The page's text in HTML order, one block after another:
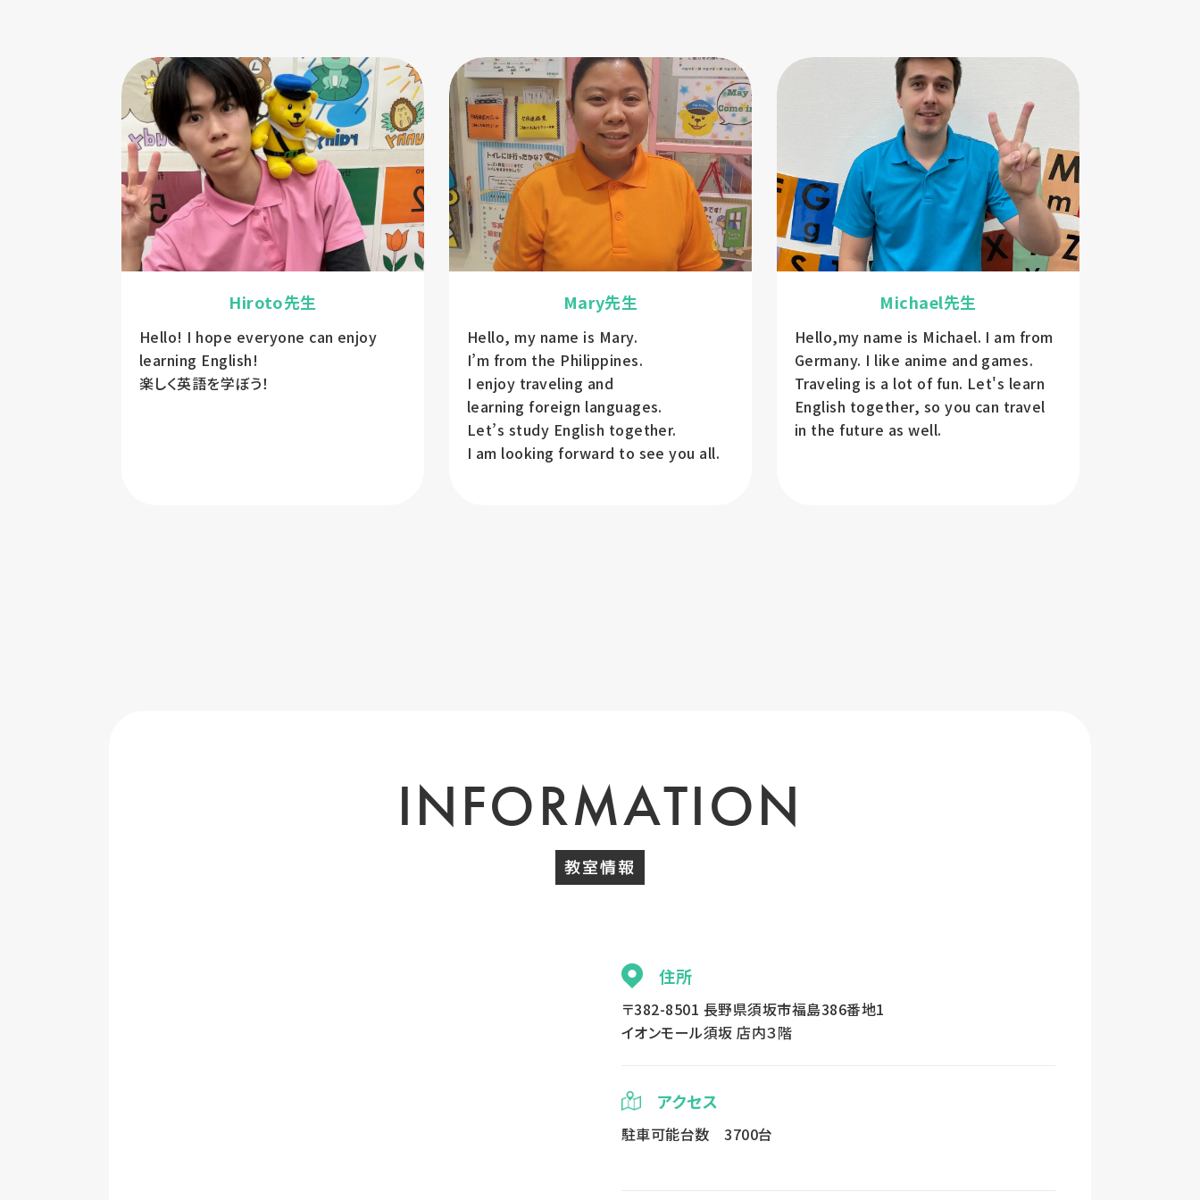
Hiroto先生
Hello! I hope everyone can enjoy
learning English!
楽しく英語を学ぼう！
Mary先生
Hello, my name is Mary.
I’m from the Philippines.
I enjoy traveling and
learning foreign languages.
Let’s study English together.
I am looking forward to see you all.
Michael先生
Hello,my name is Michael. I am from
Germany. I like anime and games.
Traveling is a lot of fun. Let's learn
English together, so you can travel
in the future as well.
INFORMATION
教室情報
住所
〒382-8501 長野県須坂市福島386番地1
イオンモール須坂 店内３階
アクセス
駐車可能台数 3700台